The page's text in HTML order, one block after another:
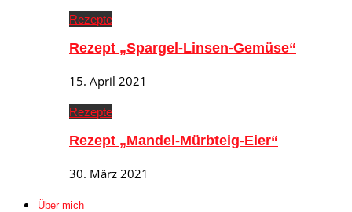
Rezepte
Rezept „Spargel-Linsen-Gemüse“
15. April 2021
Rezepte
Rezept „Mandel-Mürbteig-Eier“
30. März 2021
Über mich